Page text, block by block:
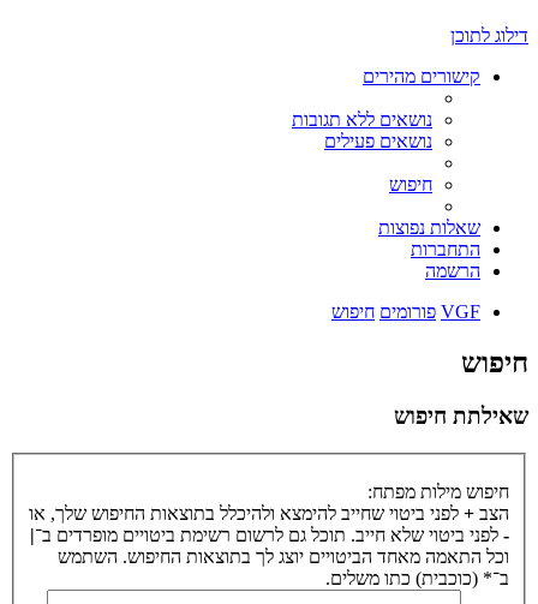
דילוג לתוכן
קישורים מהירים
נושאים ללא תגובות
נושאים פעילים
חיפוש
שאלות נפוצות
התחברות
הרשמה
VGF פורומים חיפוש
חיפוש
שאילתת חיפוש
חיפוש מילות מפתח:
הצב + לפני ביטוי שחייב להימצא ולהיכלל בתוצאות החיפוש שלך, או
- לפני ביטוי שלא חייב. תוכל גם לרשום רשימת ביטויים מופרדים ב־|
וכל התאמה מאחד הביטויים יוצג לך בתוצאות החיפוש. השתמש
ב־* (כוכבית) כתו משלים.